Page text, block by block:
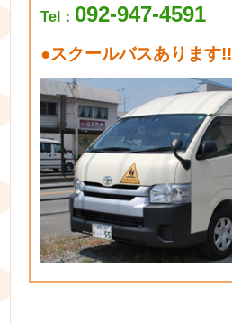
Tel： 092-947-4591
●スクールバスあります!!